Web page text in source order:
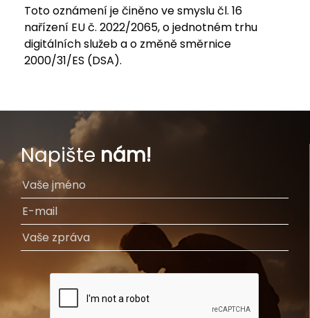
Toto oznámení je činěno ve smyslu čl. 16
nařízení EU č. 2022/2065, o jednotném trhu
digitálních služeb a o změně směrnice
2000/31/ES (DSA).
Napište nám!